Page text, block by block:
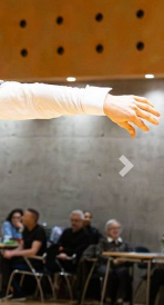
Next